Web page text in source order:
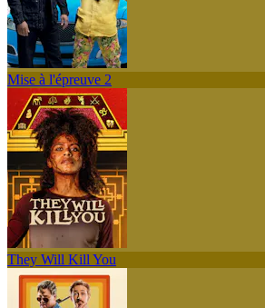
Mise à l'épreuve 2
They Will Kill You